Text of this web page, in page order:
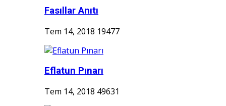
Fasıllar Anıtı
Tem 14, 2018 19477
Eflatun Pınarı
Tem 14, 2018 49631